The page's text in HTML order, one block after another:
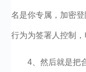
名是你专属，加密
行为为签署人控制，
4、然后就是把